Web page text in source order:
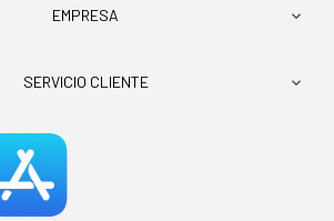
EMPRESA 
SERVICIO CLIENTE 